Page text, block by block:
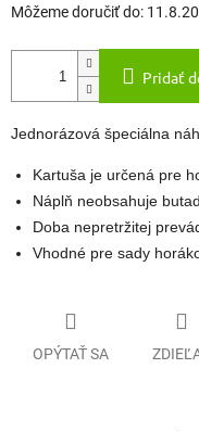
Môžeme doručiť do:
Pridať
Jednorázová špeciálna
Kartuša je určená pre
Náplň neobsahuje
Doba nepretržitej
Vhodné pre sady
OPÝTAŤ SA